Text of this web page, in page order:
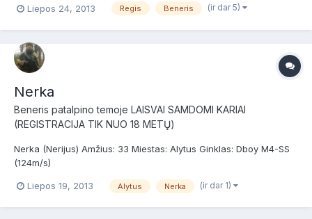
Vardas: Mindaugas; Amžius: 25 m. Ginklai: JG G36 (115m/s), A&K
Liepos 24, 2013 Regis Beneris (ir dar 5)
Nerka
Beneris patalpino temoje LAISVAI SAMDOMI KARIAI
(REGISTRACIJA TIK NUO 18 METŲ)
Nerka (Nerijus) Amžius: 33 Miestas: Alytus Ginklas: Dboy M4-SS
(124m/s)
Liepos 19, 2013 Alytus Nerka (ir dar 1)